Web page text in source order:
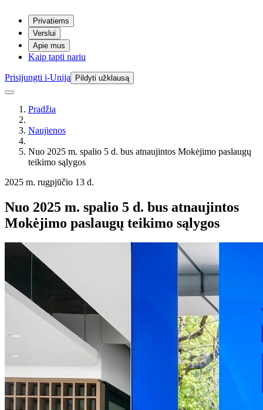
Privatiems
Verslui
Apie mus
Kaip tapti nariu
Prisijungti i-Unija Pildyti užklausą
Pradžia
Naujienos
Nuo 2025 m. spalio 5 d. bus atnaujintos Mokėjimo paslaugų
teikimo sąlygos
2025 m. rugpjūčio 13 d.
Nuo 2025 m. spalio 5 d. bus atnaujintos
Mokėjimo paslaugų teikimo sąlygos